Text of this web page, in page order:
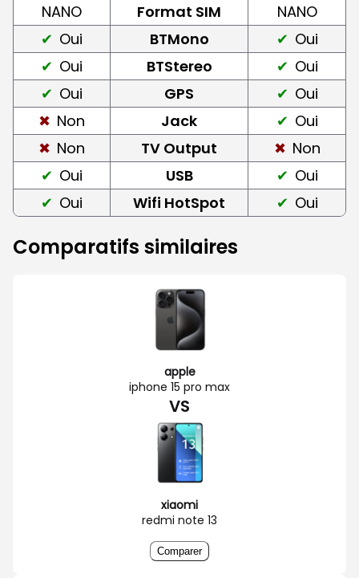
NANO Format SIM
NANO
Oui
BTMono
Oui
Oui
BTStereo
Oui
Oui
GPS
Oui
Non
Jack
Oui
Non
TV Output
Non
Oui
USB
Oui
Oui
Wifi HotSpot Oui
Comparatifs similaires
apple
iphone 15 pro max
VS
xiaomi
redmi note 13
Comparer